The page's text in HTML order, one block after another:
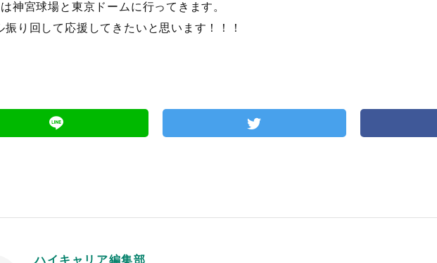
神宮球場と東京ドームに行ってきます。
振り回して応援してきたいと思います！！！
ハイキャリア編集部